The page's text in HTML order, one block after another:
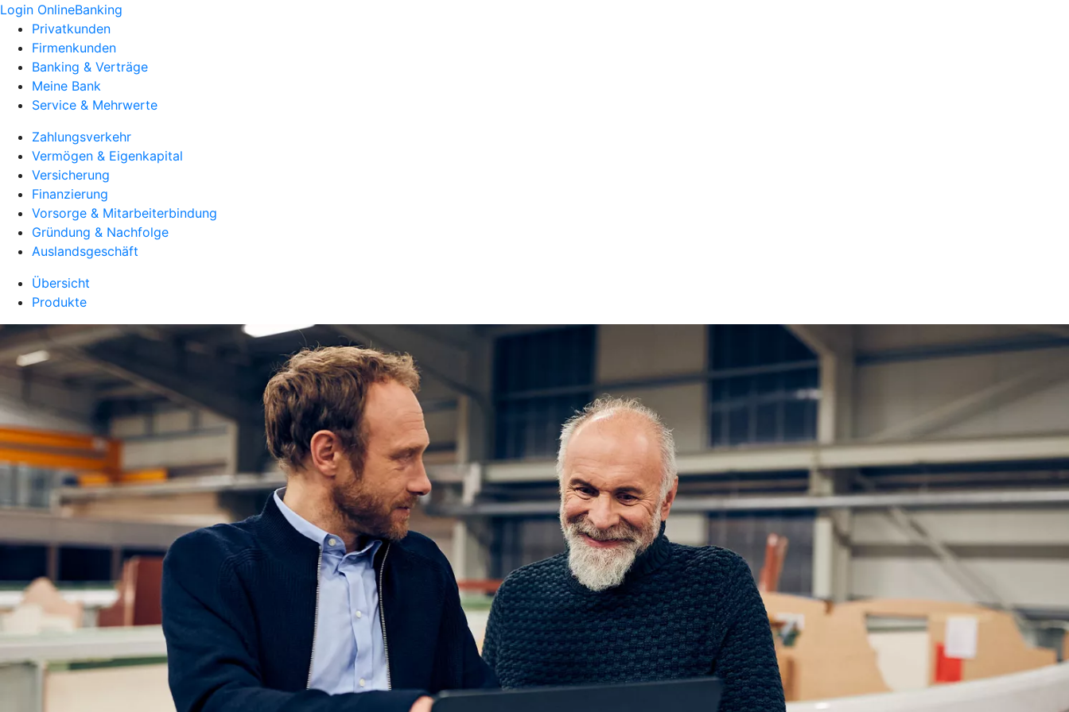
Login OnlineBanking
Privatkunden
Firmenkunden
Banking & Verträge
Meine Bank
Service & Mehrwerte
Zahlungsverkehr
Vermögen & Eigenkapital
Versicherung
Finanzierung
Vorsorge & Mitarbeiterbindung
Gründung & Nachfolge
Auslandsgeschäft
Übersicht
Produkte